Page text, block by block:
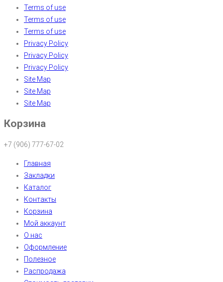
Terms of use
Terms of use
Terms of use
Privacy Policy
Privacy Policy
Privacy Policy
Site Map
Site Map
Site Map
Корзина
+7 (906) 777-67-02
Главная
Закладки
Каталог
Контакты
Корзина
Мой аккаунт
О нас
Оформление
Полезное
Распродажа